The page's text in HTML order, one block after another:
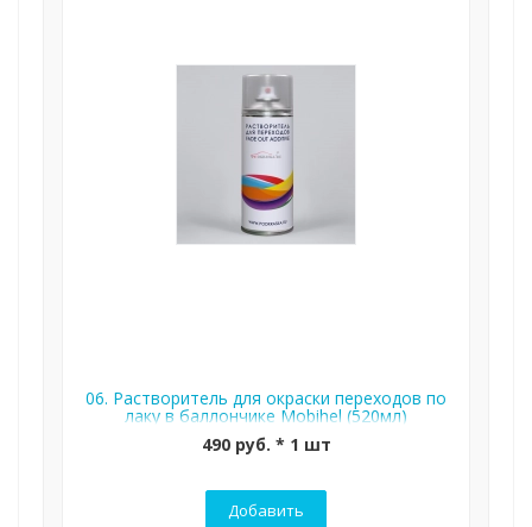
06. Растворитель для окраски переходов по
лаку в баллончике Mobihel (520мл)
490 руб. * 1 шт
Добавить